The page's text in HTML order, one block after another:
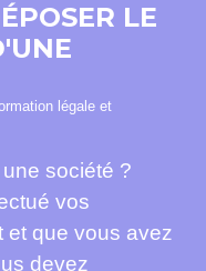
LE
légale et
société ?
vos
et que vous avez
devez